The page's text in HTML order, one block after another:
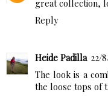
great collection,
Reply
Heide Padilla 22/
The look is a
the loose tops of